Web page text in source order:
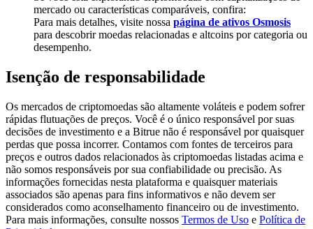
Register & Trade to Win 500,000 USDT
Trade Gold & Silver · 33,333 USDT Bonus
USDT New User Exclusive 10% APR
USDT Flexible Staking | Daily Rewards
mercado ou características comparáveis, confira:
Para mais detalhes, visite nossa página de ativos Osmosis
para descobrir moedas relacionadas e altcoins por categoria ou
desempenho.
Isenção de responsabilidade
Os mercados de criptomoedas são altamente voláteis e podem sofrer
rápidas flutuações de preços. Você é o único responsável por suas
decisões de investimento e a Bitrue não é responsável por quaisquer
perdas que possa incorrer. Contamos com fontes de terceiros para
preços e outros dados relacionados às criptomoedas listadas acima e
não somos responsáveis por sua confiabilidade ou precisão. As
informações fornecidas nesta plataforma e quaisquer materiais
associados são apenas para fins informativos e não devem ser
considerados como aconselhamento financeiro ou de investimento.
Para mais informações, consulte nossos Termos de Uso e Política de